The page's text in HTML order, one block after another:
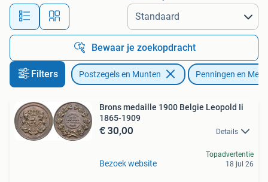
Alle afstanden…
Bewaar je zoekopdracht
Filters Postzegels en Munten Penningen en
Brons medaille 1900 Belgie Leopold Ii
1865-1909
€ 30,00 Details
Bezoek website
Topadvertentie
18 jul 26